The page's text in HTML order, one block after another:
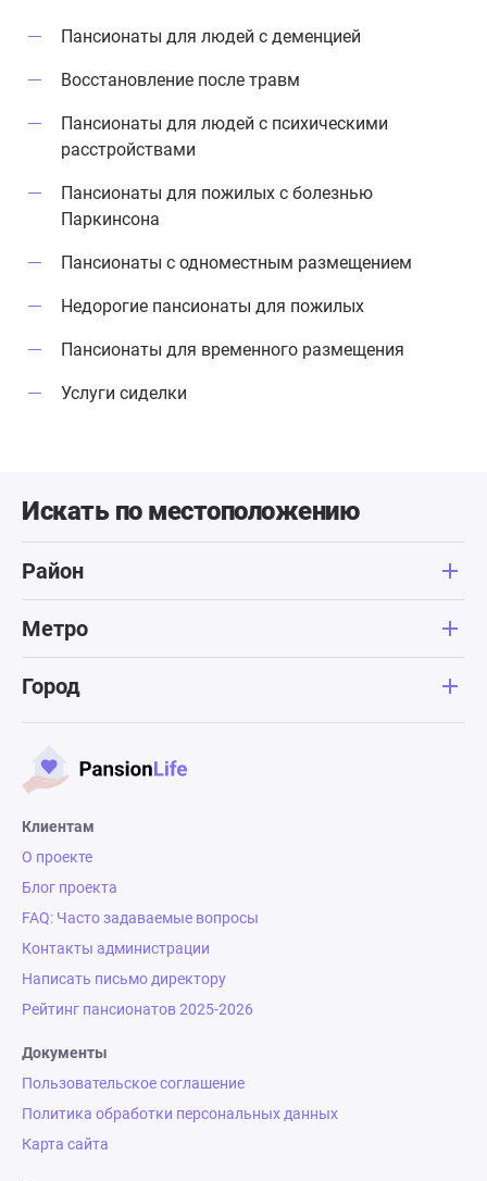
Пансионаты для людей с деменцией
Восстановление после травм
Пансионаты для людей с психическими
расстройствами
Пансионаты для пожилых с болезнью
Паркинсона
Пансионаты с одноместным размещением
Недорогие пансионаты для пожилых
Пансионаты для временного размещения
Услуги сиделки
Искать по местоположению
Район
Метро
Город
Клиентам
О проекте
Блог проекта
FAQ: Часто задаваемые вопросы
Контакты администрации
Написать письмо директору
Рейтинг пансионатов 2025-2026
Документы
Пользовательское соглашение
Политика обработки персональных данных
Карта сайта